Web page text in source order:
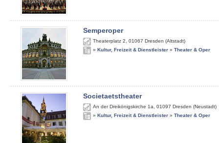
Semperoper
Theaterplatz 2 01067 Dresden (Altstadt)
» Kultur, Freizeit & Dienstleister » Theater & Oper
Societaetstheater
An der Dreikönigskirche 1a 01097 Dresden (Neustadt)
» Kultur, Freizeit & Dienstleister » Theater & Oper